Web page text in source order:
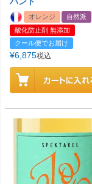
オレンジ
自然派
酸化防止剤 無添加
クール便でお届け
¥6,875税込